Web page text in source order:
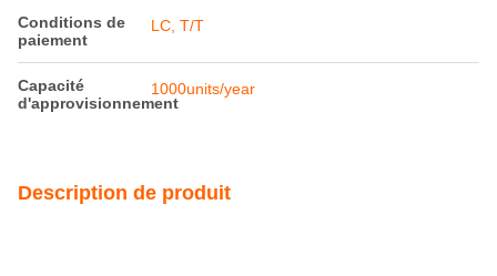
Conditions de
paiement
LC, T/T
Capacité
d'approvisionnement
1000units/year
Description de produit